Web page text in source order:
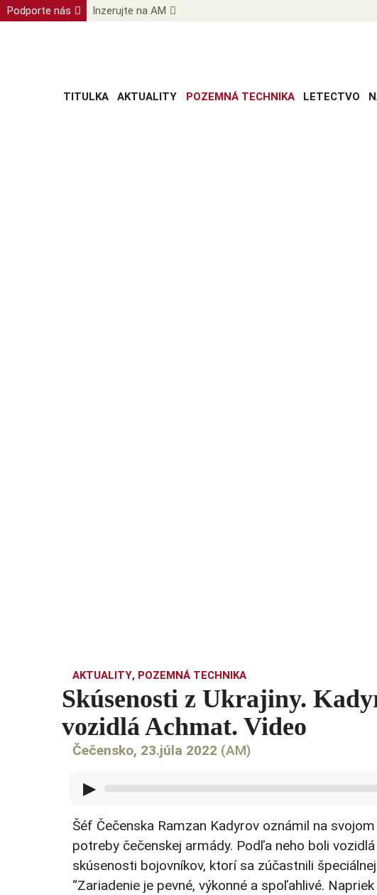
Podporte nás Inzerujte na AM
TITULKA AKTUALITY POZEMNÁ TECHNIKA LETECTVO
AKTUALITY, POZEMNÁ TECHNIKA
Skúsenosti z Ukrajiny.
vozidlá Achmat. Video
Čečensko, 23.júla 2022 (AM)
▶
Šéf Čečenska Ramzan Kadyrov oznámil na
potreby čečenskej armády. Podľa neho boli
skúsenosti bojovníkov, ktorí sa zúčastnili
“Zariadenie je pevné, výkonné a spoľahlivé.